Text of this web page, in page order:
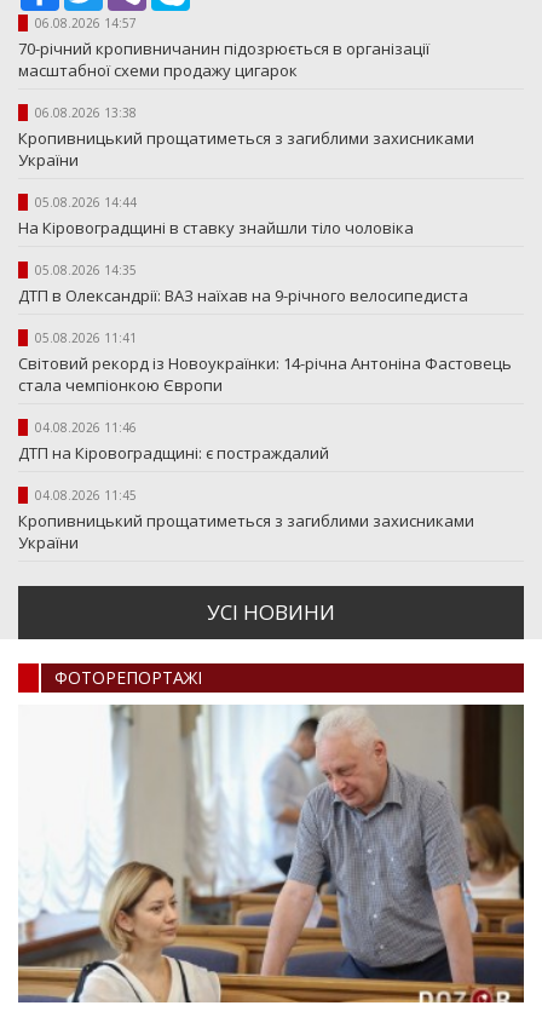
06.08.2026 14:57
70-річний кропивничанин підозрюється в організації
масштабної схеми продажу цигарок
06.08.2026 13:38
Кропивницький прощатиметься з загиблими захисниками
України
05.08.2026 14:44
На Кіровоградщині в ставку знайшли тіло чоловіка
05.08.2026 14:35
ДТП в Олександрії: ВАЗ наїхав на 9-річного велосипедиста
05.08.2026 11:41
Світовий рекорд із Новоукраїнки: 14-річна Антоніна Фастовець
стала чемпіонкою Європи
04.08.2026 11:46
ДТП на Кіровоградщині: є постраждалий
04.08.2026 11:45
Кропивницький прощатиметься з загиблими захисниками
України
УСI НОВИНИ
ФОТОРЕПОРТАЖI